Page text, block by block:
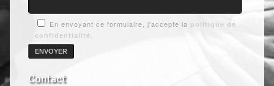
En envoyant ce formulaire, j'accepte la politique de
confidentialité.
Contact